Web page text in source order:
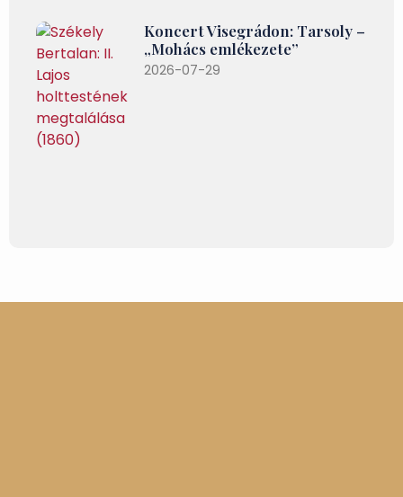
Koncert Visegrádon: Tarsoly –
„Mohács emlékezete”
2026-07-29